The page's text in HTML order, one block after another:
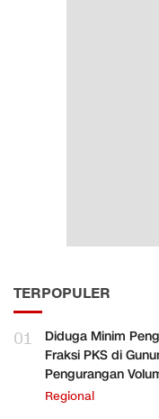
TERPOPULER
01
Diduga Minim
Fraksi PKS di
Pengurangan
Regional